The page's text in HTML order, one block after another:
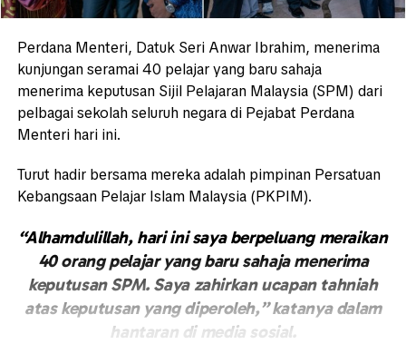
Perdana Menteri, Datuk Seri Anwar Ibrahim, menerima
kunjungan seramai 40 pelajar yang baru sahaja
menerima keputusan Sijil Pelajaran Malaysia (SPM) dari
pelbagai sekolah seluruh negara di Pejabat Perdana
Menteri hari ini.
Turut hadir bersama mereka adalah pimpinan Persatuan
Kebangsaan Pelajar Islam Malaysia (PKPIM).
“Alhamdulillah, hari ini saya berpeluang meraikan
40 orang pelajar yang baru sahaja menerima
keputusan SPM. Saya zahirkan ucapan tahniah
atas keputusan yang diperoleh,” katanya dalam
hantaran di media sosial.